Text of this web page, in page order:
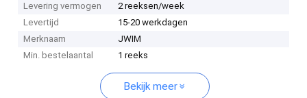
Levering vermogen
2 reeksen/week
Levertijd
15-20 werkdagen
Merknaam
JWIM
Min. bestelaantal
1 reeks
Bekijk meer